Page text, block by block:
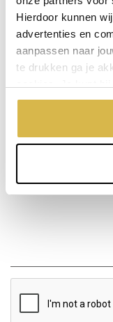
Hierdoor kunnen
advertenties en
aanpassen naar
te drukken ga je
aangeven welke
'weigeren' worden
geplaatst. Bekijk
Stel een
Uw naam
Emailadres
Telefoonnummer
Uw vraag